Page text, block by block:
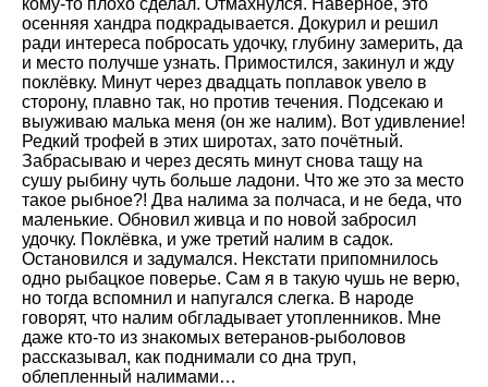
кому-то плохо сделал. Отмахнулся. Наверное, это
осенняя хандра подкрадывается. Докурил и решил
ради интереса побросать удочку, глубину замерить, да
и место получше узнать. Примостился, закинул и жду
поклёвку. Минут через двадцать поплавок увело в
сторону, плавно так, но против течения. Подсекаю и
выуживаю малька меня (он же налим). Вот удивление!
Редкий трофей в этих широтах, зато почётный.
Забрасываю и через десять минут снова тащу на
сушу рыбину чуть больше ладони. Что же это за место
такое рыбное?! Два налима за полчаса, и не беда, что
маленькие. Обновил живца и по новой забросил
удочку. Поклёвка, и уже третий налим в садок.
Остановился и задумался. Некстати припомнилось
одно рыбацкое поверье. Сам я в такую чушь не верю,
но тогда вспомнил и напугался слегка. В народе
говорят, что налим обгладывает утопленников. Мне
даже кто-то из знакомых ветеранов-рыболовов
рассказывал, как поднимали со дна труп,
облепленный налимами…